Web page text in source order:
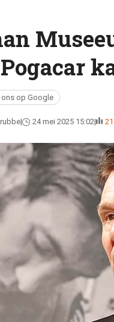
op Google
24 mei 2025 15:02